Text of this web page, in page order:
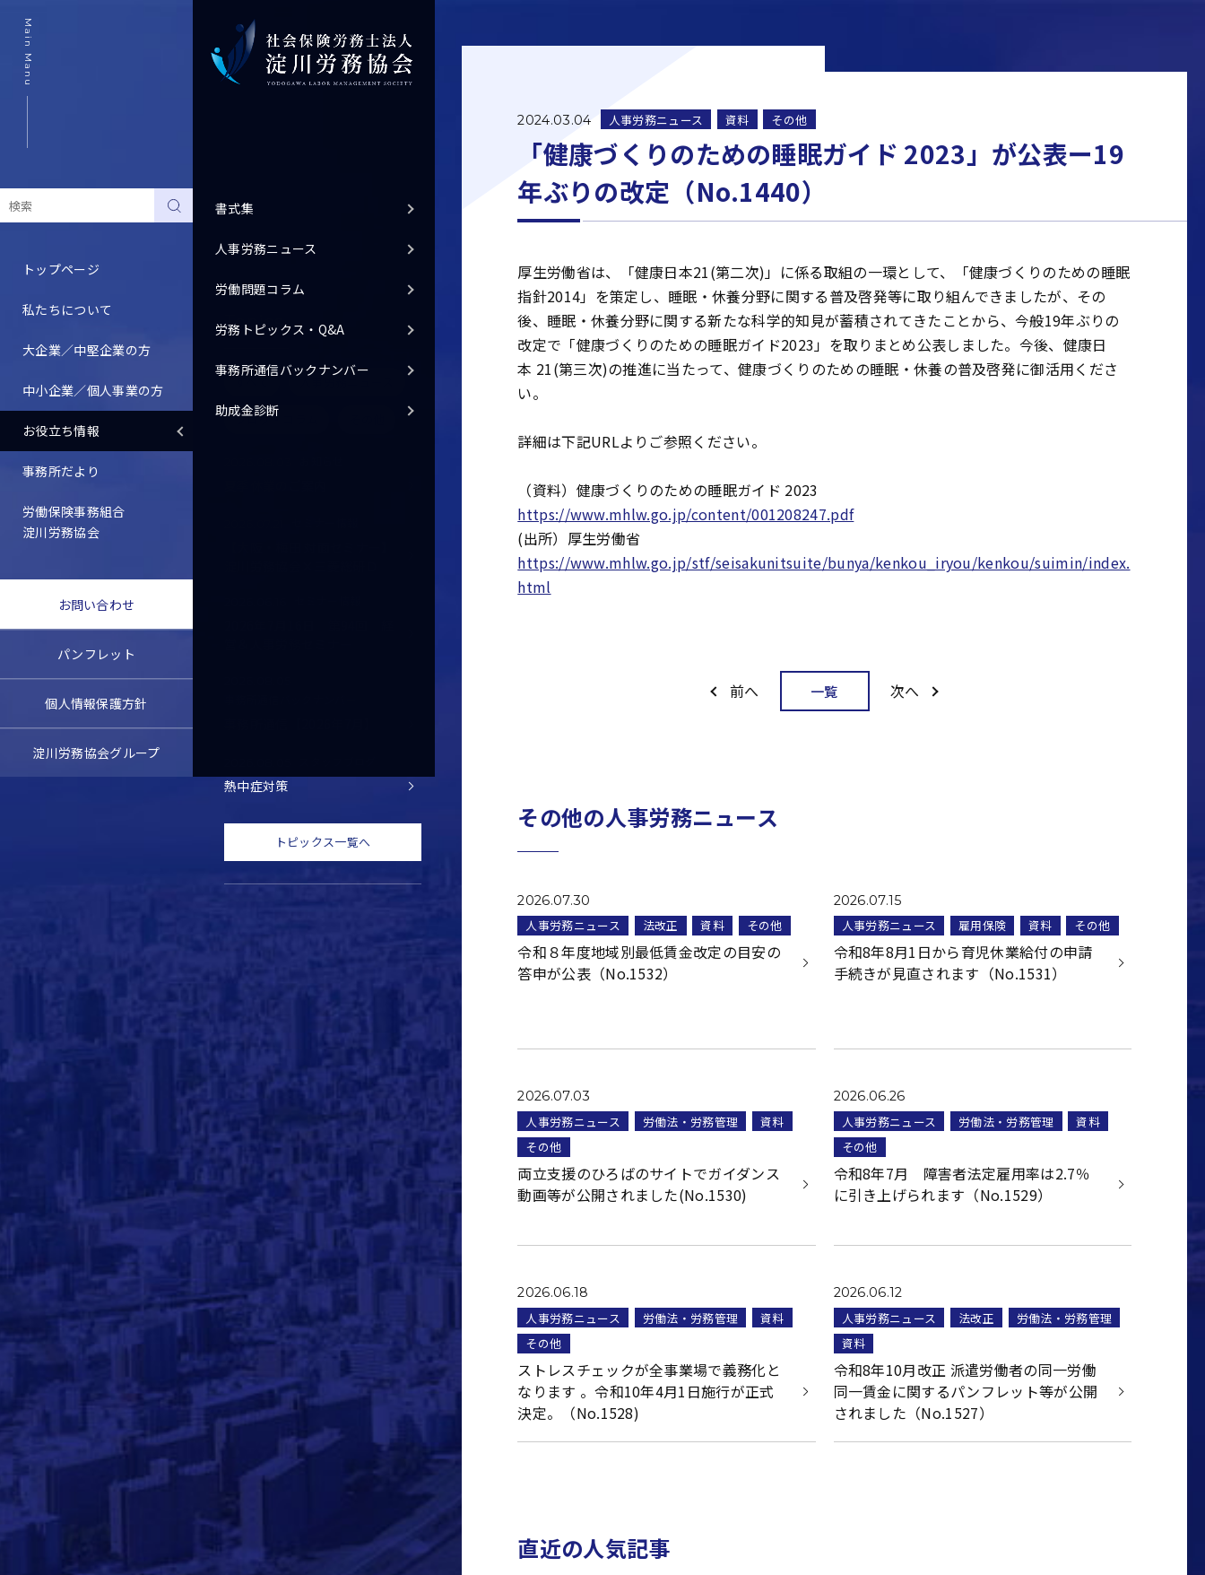
Main Manu
トップページ
私たちについて
大企業／中堅企業の方
中小企業／個人事業の方
お役立ち情報
書式集
人事労務ニュース
労働問題コラム
労務トピックス・Q&A
事務所通信バックナンバー
助成金診断
事務所だより
労働保険事務組合
淀川労務協会
お問い合わせ
パンフレット
個人情報保護方針
淀川労務協会グループ
Topics
ブログ・コラム
熱中症対策
トピックス一覧へ
2024.03.04 人事労務ニュース 資料 その他
「健康づくりのための睡眠ガイド 2023」が公表ー19
年ぶりの改定（No.1440）
厚生労働省は、「健康日本21(第二次)」に係る取組の一環として、「健康づくりのための睡眠
指針2014」を策定し、睡眠・休養分野に関する普及啓発等に取り組んできましたが、その
後、睡眠・休養分野に関する新たな科学的知見が蓄積されてきたことから、今般19年ぶりの
改定で「健康づくりのための睡眠ガイド2023」を取りまとめ公表しました。今後、健康日
本 21(第三次)の推進に当たって、健康づくりのための睡眠・休養の普及啓発に御活用くださ
い。
詳細は下記URLよりご参照ください。
（資料）健康づくりのための睡眠ガイド 2023
https://www.mhlw.go.jp/content/001208247.pdf
(出所）厚生労働省
https://www.mhlw.go.jp/stf/seisakunitsuite/bunya/kenkou_iryou/kenkou/suimin/index.
html
前へ 一覧 次へ
その他の人事労務ニュース
2026.07.30
人事労務ニュース 法改正 資料 その他
令和８年度地域別最低賃金改定の目安の
答申が公表（No.1532）
2026.07.15
人事労務ニュース 雇用保険 資料 その他
令和8年8月1日から育児休業給付の申請
手続きが見直されます（No.1531）
2026.07.03
人事労務ニュース 労働法・労務管理
資料
その他
両立支援のひろばのサイトでガイダンス
動画等が公開されました(No.1530)
2026.06.26
人事労務ニュース 労働法・労務管理
資料
その他
令和8年7月 障害者法定雇用率は2.7％
に引き上げられます（No.1529）
2026.06.18
人事労務ニュース 労働法・労務管理
資料
その他
ストレスチェックが全事業場で義務化と
なります 。令和10年4月1日施行が正式
決定。（No.1528)
2026.06.12
人事労務ニュース 法改正
労働法・労務管理
資料
令和8年10月改正 派遣労働者の同一労働
同一賃金に関するパンフレット等が公開
されました（No.1527）
直近の人気記事